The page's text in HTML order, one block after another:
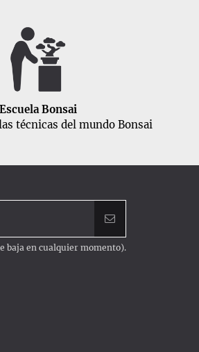
Escuela Bonsai
técnicas del mundo Bonsai
baja en cualquier momento).